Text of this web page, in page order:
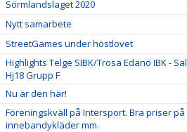
Sörmlandslaget 2020
Nytt samarbete
StreetGames under höstlovet
Highlights Telge SIBK/Trosa Edanö IBK -
Hj18 Grupp F
Nu är den här!
Föreningskväll på Intersport. Bra priser på
innebandykläder mm.